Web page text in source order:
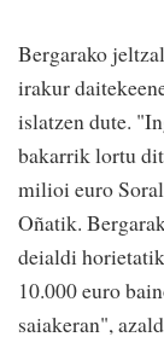
Bergarako
irakur
islatzen dute.
bakarrik lortu
milioi euro
Oñatik.
deialdi
10.000 euro
saiakeran",